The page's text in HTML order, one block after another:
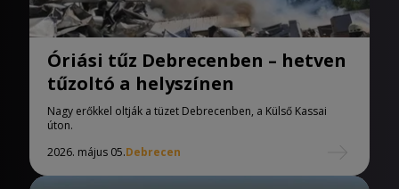
Óriási tűz Debrecenben – hetven
tűzoltó a helyszínen
Nagy erőkkel oltják a tüzet Debrecenben, a Külső Kassai
úton.
2026. május 05.Debrecen